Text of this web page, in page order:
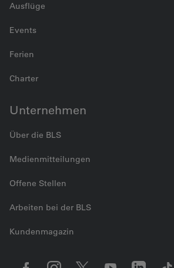
Ausflüge
Events
Ferien
Charter
Unternehmen
Über die BLS
Medienmitteilungen
Offene Stellen
Arbeiten bei der BLS
Kundenmagazin